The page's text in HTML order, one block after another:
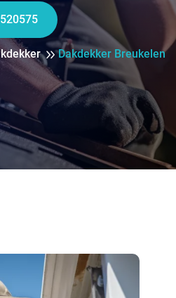
Dakdekker Breukelen